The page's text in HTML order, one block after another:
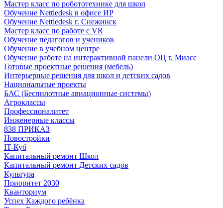
Мастер класс по робототехнике для школ
Обучение Nettledesk в офисе ИР
Обучение Nettledesk г. Снежинск
Мастер класс по работе с VR
Обучение педагогов и учеников
Обучение в учебном центре
Обучение работе на интерактивной панели ОЦ г. Миасс
Готовые проектные решения (мебель)
Интерьерные решения для школ и детских садов
Национальные проекты
БАС (Беспилотные авиационные системы)
Агроклассы
Профессионалитет
Инженерные классы
838 ПРИКАЗ
Новостройки
IT-Куб
Капитальный ремонт Школ
Капитальный ремонт Детских садов
Культура
Приоритет 2030
Кванториум
Успех Каждого ребёнка